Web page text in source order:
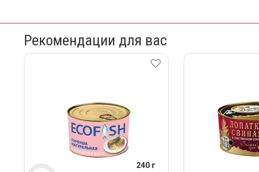
Рекомендации для вас
240 г